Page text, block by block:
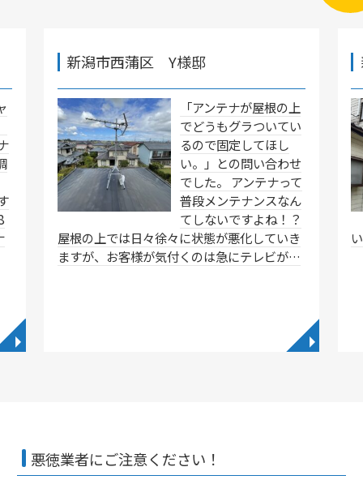
◥
新潟市西蒲区 Y様邸
「アンテナが屋根の上
でどうもグラついてい
るので固定してほし
い。」との問い合わせ
でした。 アンテナって
普段メンテナンスなん
てしないですよね！？
屋根の上では日々徐々に状態が悪化していき
ますが、お客様が気付くのは急にテレビが…
◥
悪徳業者にご注意ください！